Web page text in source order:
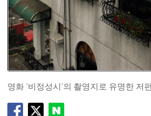
영화 ‘비정성시’의 촬영지로 유명한 저